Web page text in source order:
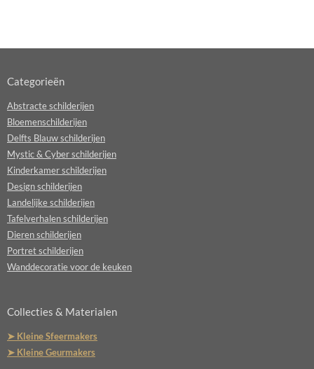
Categorieën
Abstracte schilderijen
Bloemenschilderijen
Delfts Blauw schilderijen
Mystic & Cyber schilderijen
Kinderkamer schilderijen
Design schilderijen
Landelijke schilderijen
Tafelverhalen schilderijen
Dieren schilderijen
Portret schilderijen
Wanddecoratie voor de keuken
Collecties & Materialen
➤ Kleine Sfeermakers
➤ Kleine Geurmakers